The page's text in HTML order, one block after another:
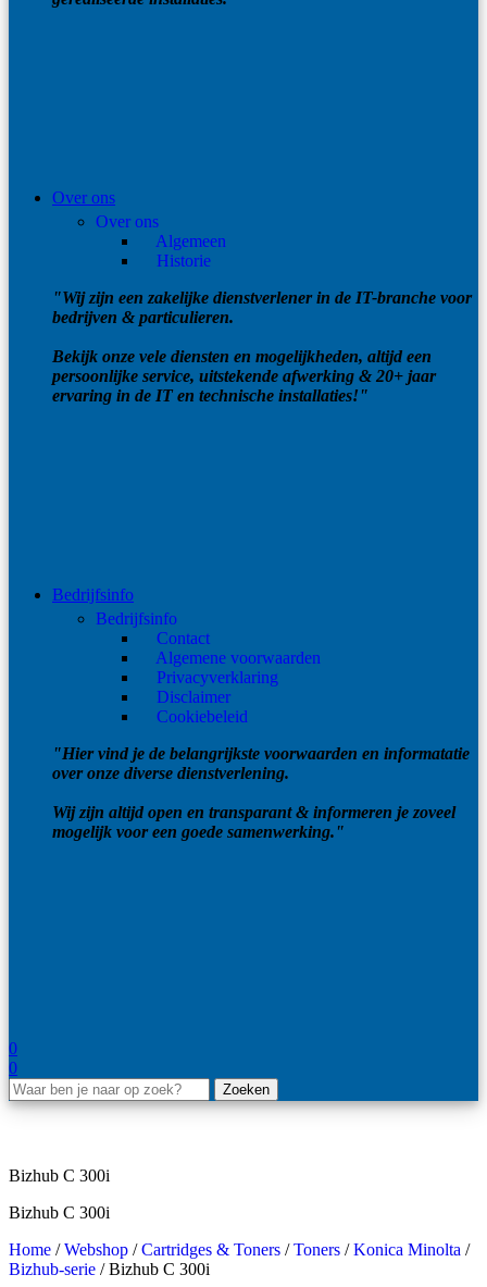
Over ons
Over ons
Algemeen
Historie
"Wij zijn een zakelijke dienstverlener in de IT-branche voor
bedrijven & particulieren.
Bekijk onze vele diensten en mogelijkheden, altijd een
persoonlijke service, uitstekende afwerking & 20+ jaar
ervaring in de IT en technische installaties!"
Bedrijfsinfo
Bedrijfsinfo
Contact
Algemene voorwaarden
Privacyverklaring
Disclaimer
Cookiebeleid
"Hier vind je de belangrijkste voorwaarden en informatatie
over onze diverse dienstverlening.
Wij zijn altijd open en transparant & informeren je zoveel
mogelijk voor een goede samenwerking."
0
0
Zoeken
Bizhub C 300i
Bizhub C 300i
Home / Webshop / Cartridges & Toners / Toners / Konica Minolta /
Bizhub-serie / Bizhub C 300i